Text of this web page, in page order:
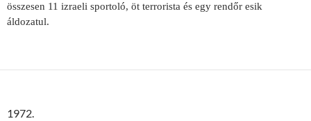
összesen 11 izraeli sportoló, öt terrorista és egy rendőr esik
áldozatul.
1972.